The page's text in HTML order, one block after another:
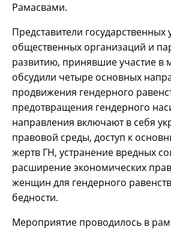
Рамасвами.
Представители
общественных организаций и
развитию, принявшие участие в
обсудили четыре основных
продвижения гендерного
предотвращения гендерного
направления включают в себя
правовой среды, доступ к
жертв ГН, устранение вредных
расширение экономических
женщин для гендерного
бедности.
Мероприятие проводилось в